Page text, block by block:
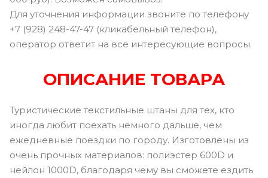
Для уточнения информации звоните по телефону
+7 (928) 248-47-47 (кликабельный телефон),
оператор ответит на все интересующие вопросы.
ОПИСАНИЕ ТОВАРА
Туристические текстильные штаны для тех, кто
иногда любит поехать немного дальше, чем
ежедневные поездки по городу. Изготовлены из
очень прочных материалов: полиэстер 600D и
нейлон 1000D, благодаря чему вы сможете ездить